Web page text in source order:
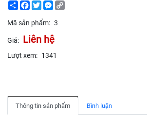
ShareFacebook
TwitterMessenger
Mã sản phẩm: 3
Giá: Liên hệ
Lượt xem: 1341
Thông tin sản phẩm Bình luận